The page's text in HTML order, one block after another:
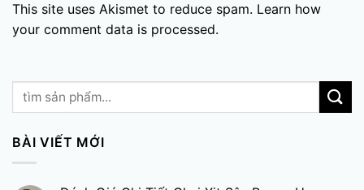
This site uses Akismet to reduce spam. Learn how
your comment data is processed.
BÀI VIẾT MỚI